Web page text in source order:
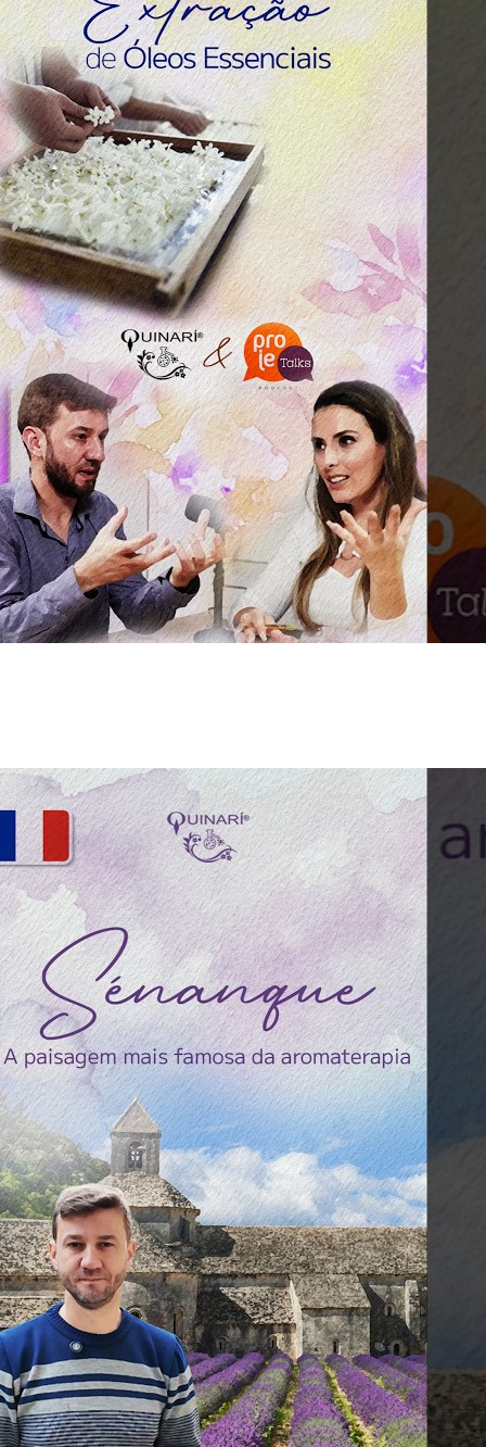
Isolados
Equipamentos
Fotos e Vídeos
Fotos
Vídeos
Contato